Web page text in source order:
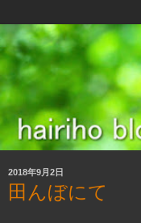
2018年9月2日
田んぼにて